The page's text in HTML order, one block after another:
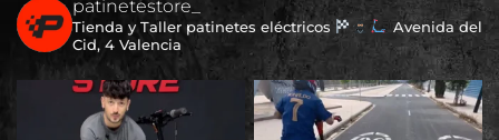
patinetestore_
Tienda y Taller patinetes eléctricos
Avenida del
Cid, 4 Valencia